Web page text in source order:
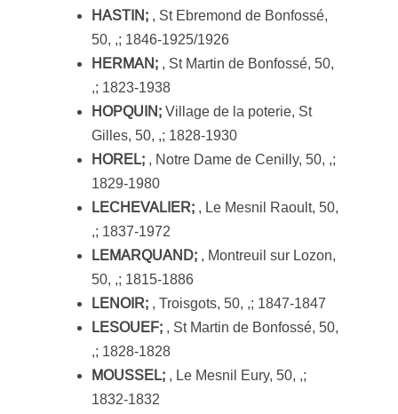
HASTIN;, St Ebremond de Bonfossé,
50, ,; 1846-1925/1926
HERMAN;, St Martin de Bonfossé, 50,
,; 1823-1938
HOPQUIN;Village de la poterie, St
Gilles, 50, ,; 1828-1930
HOREL;, Notre Dame de Cenilly, 50, ,;
1829-1980
LECHEVALIER;, Le Mesnil Raoult, 50,
,; 1837-1972
LEMARQUAND;, Montreuil sur Lozon,
50, ,; 1815-1886
LENOIR;, Troisgots, 50, ,; 1847-1847
LESOUEF;, St Martin de Bonfossé, 50,
,; 1828-1828
MOUSSEL;, Le Mesnil Eury, 50, ,;
1832-1832